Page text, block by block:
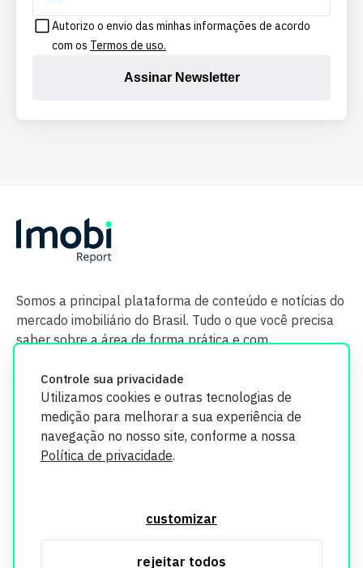
Controle sua privacidade
Utilizamos cookies e outras tecnologias de
medição para melhorar a sua experiência de
navegação no nosso site, conforme a nossa
Política de privacidade.
customizar
rejeitar todos
Autorizo o envio das minhas informações de acordo
com os Termos de uso.
Assinar Newsletter
Somos a principal plataforma de conteúdo e notícias do
mercado imobiliário do Brasil. Tudo o que você precisa
saber sobre a área de forma prática e com
segurança. Todos os dados coletados em nosso site são
utilizados exclusivamente para fins de aprimoramento de
informações, consulte nossa Política de Privacidade.